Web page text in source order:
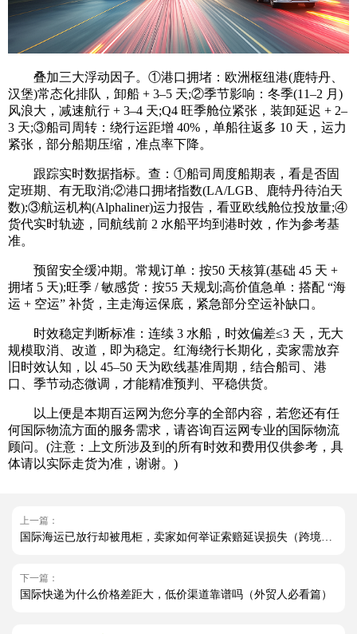
叠加三大浮动因子。①港口拥堵：欧洲枢纽港(鹿特丹、
汉堡)常态化排队，卸船 + 3–5 天;②季节影响：冬季(11–2 月)
风浪大，减速航行 + 3–4 天;Q4 旺季舱位紧张，装卸延迟 + 2–
3 天;③船司周转：绕行运距增 40%，单船往返多 10 天，运力
紧张，部分船期压缩，准点率下降。
跟踪实时数据指标。查：①船司周度船期表，看是否固
定班期、有无取消;②港口拥堵指数(LA/LGB、鹿特丹待泊天
数);③航运机构(Alphaliner)运力报告，看亚欧线舱位投放量;④
货代实时轨迹，同航线前 2 水船平均到港时效，作为参考基
准。
预留安全缓冲期。常规订单：按50 天核算(基础 45 天 +
拥堵 5 天);旺季 / 敏感货：按55 天规划;高价值急单：搭配 “海
运 + 空运” 补货，主走海运保底，紧急部分空运补缺口。
时效稳定判断标准：连续 3 水船，时效偏差≤3 天，无大
规模取消、改道，即为稳定。红海绕行长期化，卖家需放弃
旧时效认知，以 45–50 天为欧线基准周期，结合船司、港
口、季节动态微调，才能精准预判、平稳供货。
以上便是本期百运网为您分享的全部内容，若您还有任
何国际物流方面的服务需求，请咨询百运网专业的国际物流
顾问。(注意：上文所涉及到的所有时效和费用仅供参考，具
体请以实际走货为准，谢谢。)
上一篇：
国际海运已放行却被甩柜，卖家如何举证索赔延误损失（跨境电商卖家请注意）
下一篇：
国际快递为什么价格差距大，低价渠道靠谱吗（外贸人必看篇）